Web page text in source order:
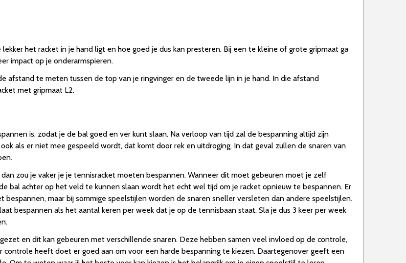
het racket in je hand ligt en hoe goed je dus kan presteren. Bij een te kleine of grote gripmaat ga
impact op je onderarmspieren.
afstand te meten tussen de top van je ringvinger en de tweede lijn in je hand. In die afstand
met gripmaat L2.
is, zodat je de bal goed en ver kunt slaan. Na verloop van tijd zal de bespanning altijd zijn
als er niet mee gespeeld wordt, dat komt door rek en uitdroging. In dat geval zullen de snaren van
zou je vaker je je tennisracket moeten bespannen. Wanneer dit moet gebeuren moet je zelf
bal achter op het veld te kunnen slaan wordt het echt wel tijd om je racket opnieuw te bespannen. Er
maar bij sommige speelstijlen worden de snaren sneller versleten dan andere speelstijlen.
bespannen als het aantal keren per week dat je op de tennisbaan staat. Sla je dus 3 keer per week
en dit kan gebeuren met verschillende snaren. Deze hebben samen veel invloed op de controle,
controle heeft doet er goed aan om voor een harde bespanning te kiezen. Daartegenover geeft een